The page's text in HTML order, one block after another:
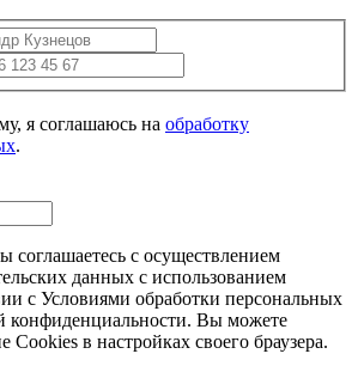
я соглашаюсь на обработку
.
соглашаетесь с осуществлением
данных с использованием
с Условиями обработки персональных
конфиденциальности. Вы можете
Cookies в настройках своего браузера.